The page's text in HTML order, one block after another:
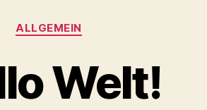
ALLGEMEIN
Welt!